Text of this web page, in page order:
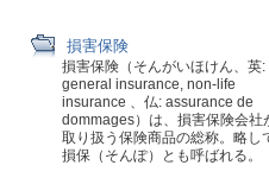
損害保険
損害保険（そんがいほけん、英:
general insurance, non-life
insurance 、仏: assurance de
dommages）は、損害保険会社
取り扱う保険商品の総称。略し
損保（そんぽ）とも呼ばれる。